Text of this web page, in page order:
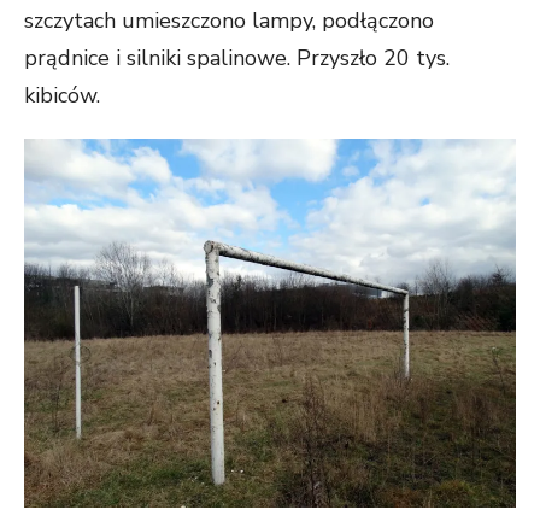
szczytach umieszczono lampy, podłączono
prądnice i silniki spalinowe. Przyszło 20 tys.
kibiców.